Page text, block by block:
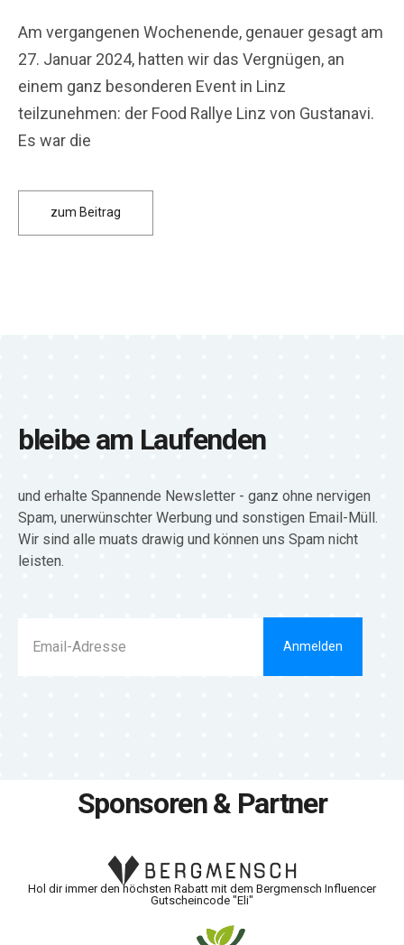
Am vergangenen Wochenende, genauer gesagt am
27. Januar 2024, hatten wir das Vergnügen, an
einem ganz besonderen Event in Linz
teilzunehmen: der Food Rallye Linz von Gustanavi.
Es war die
zum Beitrag
bleibe am Laufenden
und erhalte Spannende Newsletter - ganz ohne nervigen
Spam, unerwünschter Werbung und sonstigen Email-Müll.
Wir sind alle muats drawig und können uns Spam nicht
leisten.
Anmelden
Sponsoren & Partner
Hol dir immer den höchsten Rabatt mit dem Bergmensch Influencer
Gutscheincode "Eli"